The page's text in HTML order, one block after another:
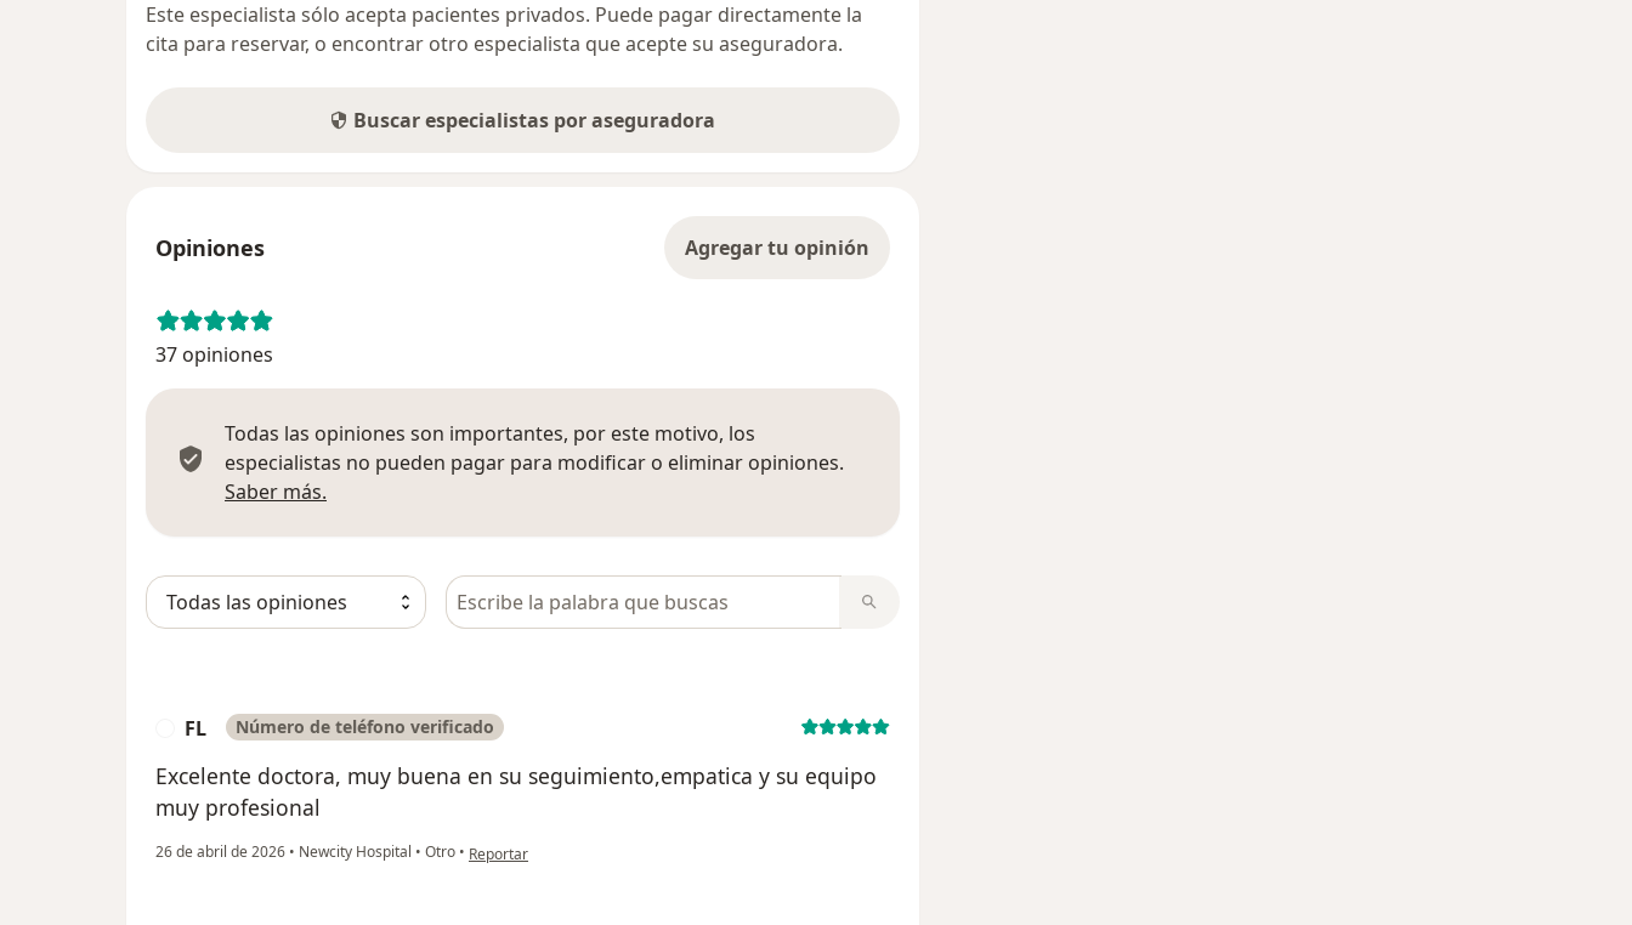
Este especialista sólo acepta pacientes privados. Puede pagar directamente la
cita para reservar, o encontrar otro especialista que acepte su aseguradora.
Buscar especialistas por aseguradora
Opiniones Agregar tu opinión
37 opiniones
Todas las opiniones son importantes, por este motivo, los
especialistas no pueden pagar para modificar o eliminar opiniones.
Saber más.
Busca en opiniones
FL Número de teléfono verificado
Excelente doctora, muy buena en su seguimiento,empatica y su equipo
muy profesional
26 de abril de 2026 • Newcity Hospital • Otro • en opinión del usuario FL
Reportar